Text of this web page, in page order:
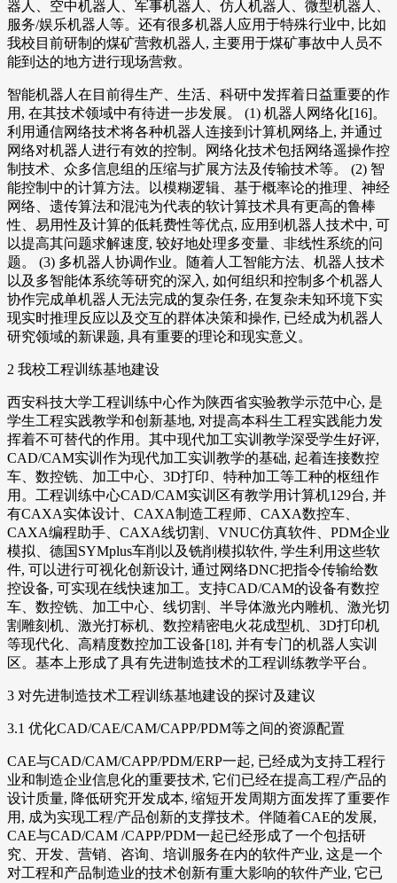
器人、空中机器人、军事机器人、仿人机器人、微型机器人、
服务/娱乐机器人等。还有很多机器人应用于特殊行业中, 比如
我校目前研制的煤矿营救机器人, 主要用于煤矿事故中人员不
能到达的地方进行现场营救。
智能机器人在目前得生产、生活、科研中发挥着日益重要的作
用, 在其技术领域中有待进一步发展。 (1) 机器人网络化[16]。
利用通信网络技术将各种机器人连接到计算机网络上, 并通过
网络对机器人进行有效的控制。网络化技术包括网络遥操作控
制技术、众多信息组的压缩与扩展方法及传输技术等。 (2) 智
能控制中的计算方法。以模糊逻辑、基于概率论的推理、神经
网络、遗传算法和混沌为代表的软计算技术具有更高的鲁棒
性、易用性及计算的低耗费性等优点, 应用到机器人技术中, 可
以提高其问题求解速度, 较好地处理多变量、非线性系统的问
题。 (3) 多机器人协调作业。随着人工智能方法、机器人技术
以及多智能体系统等研究的深入, 如何组织和控制多个机器人
协作完成单机器人无法完成的复杂任务, 在复杂未知环境下实
现实时推理反应以及交互的群体决策和操作, 已经成为机器人
研究领域的新课题, 具有重要的理论和现实意义。
2 我校工程训练基地建设
西安科技大学工程训练中心作为陕西省实验教学示范中心, 是
学生工程实践教学和创新基地, 对提高本科生工程实践能力发
挥着不可替代的作用。其中现代加工实训教学深受学生好评,
CAD/CAM实训作为现代加工实训教学的基础, 起着连接数控
车、数控铣、加工中心、3D打印、特种加工等工种的枢纽作
用。工程训练中心CAD/CAM实训区有教学用计算机129台, 并
有CAXA实体设计、CAXA制造工程师、CAXA数控车、
CAXA编程助手、CAXA线切割、VNUC仿真软件、PDM企业
模拟、德国SYMplus车削以及铣削模拟软件, 学生利用这些软
件, 可以进行可视化创新设计, 通过网络DNC把指令传输给数
控设备, 可实现在线快速加工。支持CAD/CAM的设备有数控
车、数控铣、加工中心、线切割、半导体激光内雕机、激光切
割雕刻机、激光打标机、数控精密电火花成型机、3D打印机
等现代化、高精度数控加工设备[18], 并有专门的机器人实训
区。基本上形成了具有先进制造技术的工程训练教学平台。
3 对先进制造技术工程训练基地建设的探讨及建议
3.1 优化CAD/CAE/CAM/CAPP/PDM等之间的资源配置
CAE与CAD/CAM/CAPP/PDM/ERP一起, 已经成为支持工程行
业和制造企业信息化的重要技术, 它们已经在提高工程/产品的
设计质量, 降低研究开发成本, 缩短开发周期方面发挥了重要作
用, 成为实现工程/产品创新的支撑技术。伴随着CAE的发展,
CAE与CAD/CAM /CAPP/PDM一起已经形成了一个包括研
究、开发、营销、咨询、培训服务在内的软件产业, 这是一个
对工程和产品制造业的技术创新有重大影响的软件产业, 它已